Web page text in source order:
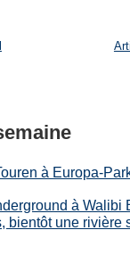
à Europa-
à Walibi
bientôt une rivière